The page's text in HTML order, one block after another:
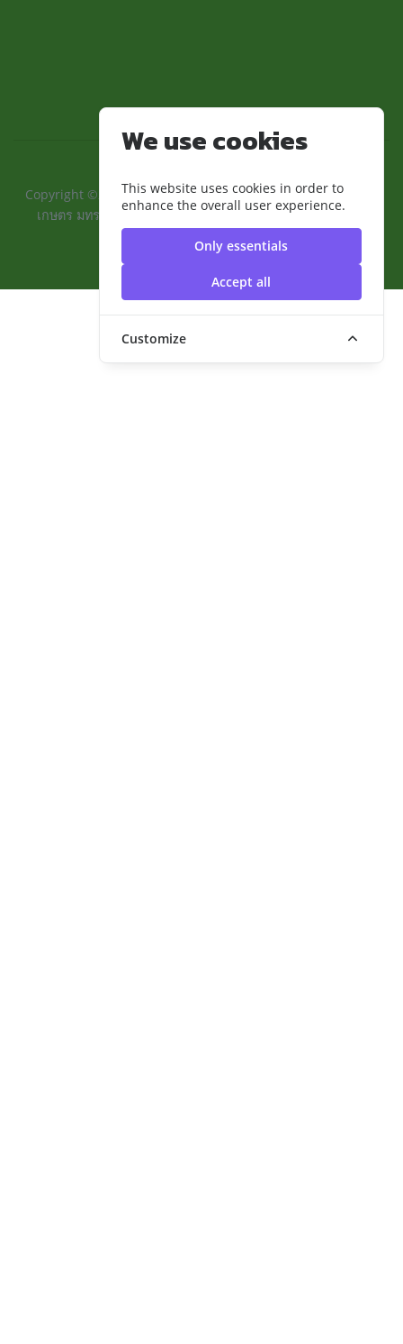
We use cookies
This website uses cookies in order to
enhance the overall user experience.
Only essentials
Accept all
Customize
Copyright ©2024 ::คณะเทคโนโลยีการเกษตรและอุตสาหกรรม
เกษตร มทร.สุวรรณภูมิ:: | มหาวิทยาลัยเทคโนโลยีราชมงคล